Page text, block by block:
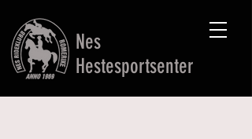
Nes
Hestesportsenter